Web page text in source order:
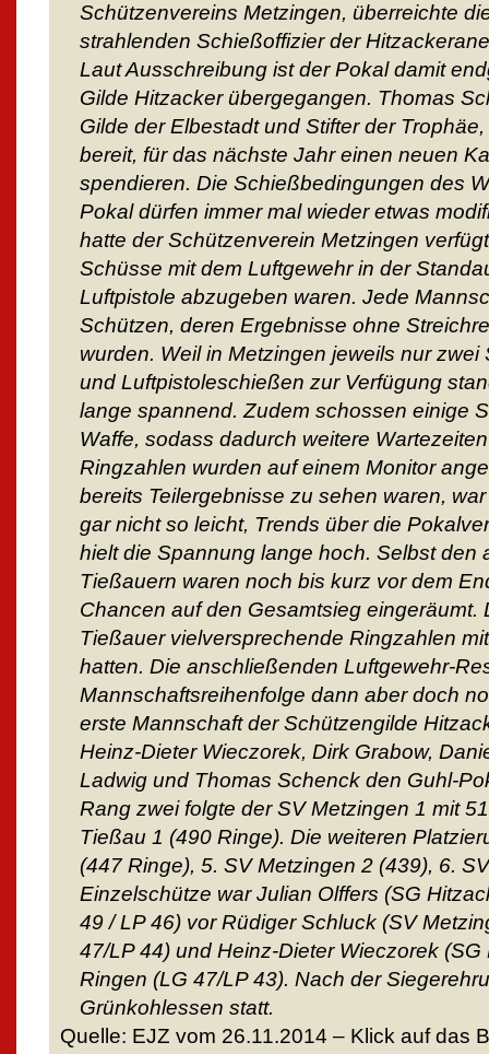
Schützenvereins Metzingen, überreichte
strahlenden Schießoffizier der
Laut Ausschreibung ist der Pokal damit
Gilde Hitzacker übergegangen. Thomas
Gilde der Elbestadt und Stifter der
bereit, für das nächste Jahr einen neuen
spendieren. Die Schießbedingungen des
Pokal dürfen immer mal wieder etwas
hatte der Schützenverein Metzingen
Schüsse mit dem Luftgewehr in der
Luftpistole abzugeben waren. Jede
Schützen, deren Ergebnisse ohne
wurden. Weil in Metzingen jeweils nur zwei
und Luftpistoleschießen zur Verfügung
lange spannend. Zudem schossen einige
Waffe, sodass dadurch weitere
Ringzahlen wurden auf einem Monitor
bereits Teilergebnisse zu sehen waren,
gar nicht so leicht, Trends über die
hielt die Spannung lange hoch. Selbst den
Tießauern waren noch bis kurz vor dem
Chancen auf den Gesamtsieg eingeräumt.
Tießauer vielversprechende Ringzahlen
hatten. Die anschließenden Luftgewehr-
Mannschaftsreihenfolge dann aber doch
erste Mannschaft der Schützengilde
Heinz-Dieter Wieczorek, Dirk Grabow,
Ladwig und Thomas Schenck den Guhl-
Rang zwei folgte der SV Metzingen 1 mit
Tießau 1 (490 Ringe). Die weiteren
(447 Ringe), 5. SV Metzingen 2 (439), 6.
Einzelschütze war Julian Olffers (SG
49 / LP 46) vor Rüdiger Schluck (SV
47/LP 44) und Heinz-Dieter Wieczorek (SG
Ringen (LG 47/LP 43). Nach der
Grünkohlessen statt.
Quelle: EJZ vom 26.11.2014 – Klick auf das